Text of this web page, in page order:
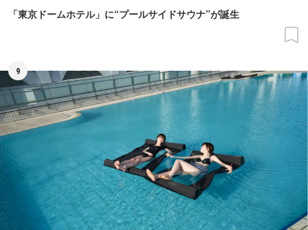
「東京ドームホテル」に“プールサイドサウナ”が誕生
9